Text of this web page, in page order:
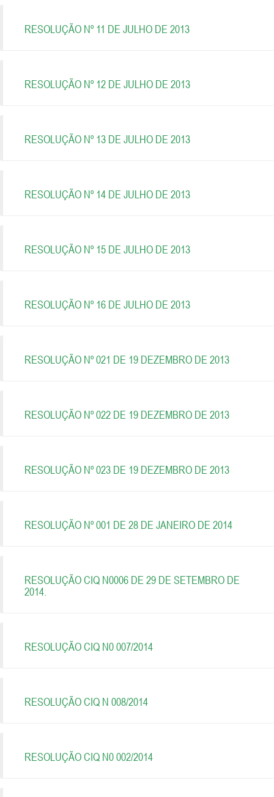
RESOLUÇÃO Nº 11 DE JULHO DE 2013
RESOLUÇÃO Nº 12 DE JULHO DE 2013
RESOLUÇÃO Nº 13 DE JULHO DE 2013
RESOLUÇÃO Nº 14 DE JULHO DE 2013
RESOLUÇÃO Nº 15 DE JULHO DE 2013
RESOLUÇÃO Nº 16 DE JULHO DE 2013
RESOLUÇÃO Nº 021 DE 19 DEZEMBRO DE 2013
RESOLUÇÃO Nº 022 DE 19 DEZEMBRO DE 2013
RESOLUÇÃO Nº 023 DE 19 DEZEMBRO DE 2013
RESOLUÇÃO Nº 001 DE 28 DE JANEIRO DE 2014
RESOLUÇÃO CIQ N0006 DE 29 DE SETEMBRO DE
2014.
RESOLUÇÃO CIQ N0 007/2014
RESOLUÇÃO CIQ N 008/2014
RESOLUÇÃO CIQ N0 002/2014